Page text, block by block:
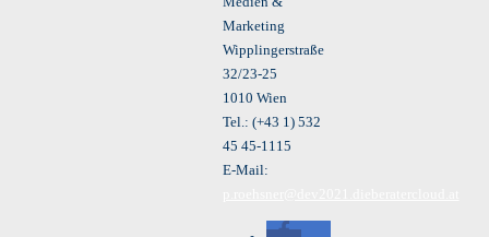
Marketing
Wipplingerstraße
32/23-25
1010 Wien
Tel.: (+43 1) 532
45 45-1115
E-Mail: